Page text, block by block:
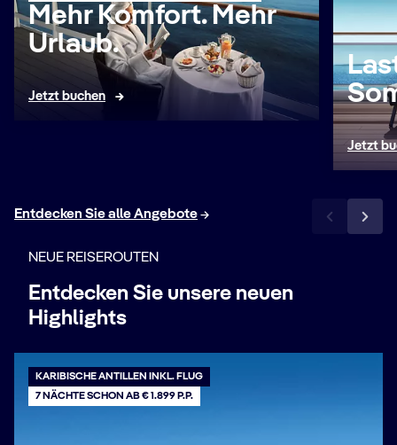
Mehr Komfort. Mehr
Urlaub.
Jetzt buchen
Jetzt
Entdecken Sie alle Angebote
NEUE REISEROUTEN
Entdecken Sie unsere neuen
Highlights
KARIBISCHE ANTILLEN INKL. FLUG
7 NÄCHTE SCHON AB € 1.899 P.P.